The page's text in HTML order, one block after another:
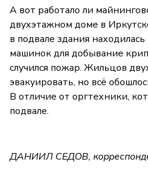
А вот работало ли
двухэтажном доме в
в подвале здания
машинок для добывание
случился пожар. Жильцов
эвакуировать, но всё
В отличие от оргтехники,
подвале.
ДАНИИЛ СЕДОВ,